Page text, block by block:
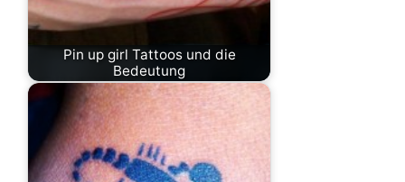
Pin up girl Tattoos und die
Bedeutung